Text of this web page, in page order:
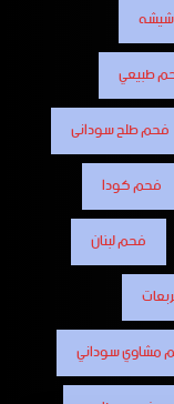
طبيعي
فحم طلح سودانى
فحم كودا
فحم لبنان
مشاوي سوداني